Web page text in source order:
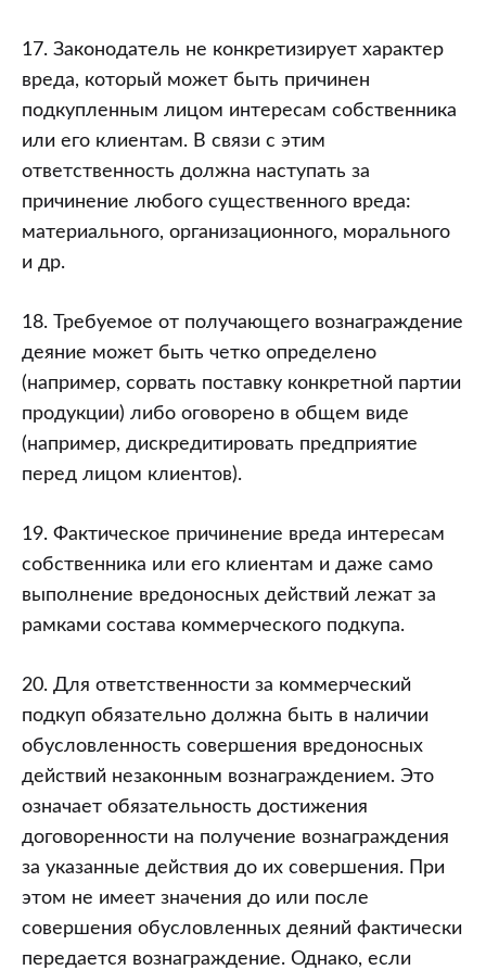
17. Законодатель не конкретизирует характер
вреда, который может быть причинен
подкупленным лицом интересам собственника
или его клиентам. В связи с этим
ответственность должна наступать за
причинение любого существенного вреда:
материального, организационного, морального
и др.
18. Требуемое от получающего вознаграждение
деяние может быть четко определено
(например, сорвать поставку конкретной партии
продукции) либо оговорено в общем виде
(например, дискредитировать предприятие
перед лицом клиентов).
19. Фактическое причинение вреда интересам
собственника или его клиентам и даже само
выполнение вредоносных действий лежат за
рамками состава коммерческого подкупа.
20. Для ответственности за коммерческий
подкуп обязательно должна быть в наличии
обусловленность совершения вредоносных
действий незаконным вознаграждением. Это
означает обязательность достижения
договоренности на получение вознаграждения
за указанные действия до их совершения. При
этом не имеет значения до или после
совершения обусловленных деяний фактически
передается вознаграждение. Однако, если